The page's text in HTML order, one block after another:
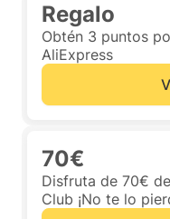
Regalo
Obtén 3 puntos
AliExpress
70€
Disfruta de 70€
Club ¡No te lo